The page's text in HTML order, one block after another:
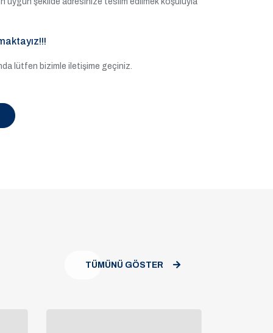
lütfen bizimle iletişime geçiniz.
TÜMÜNÜ GÖSTER